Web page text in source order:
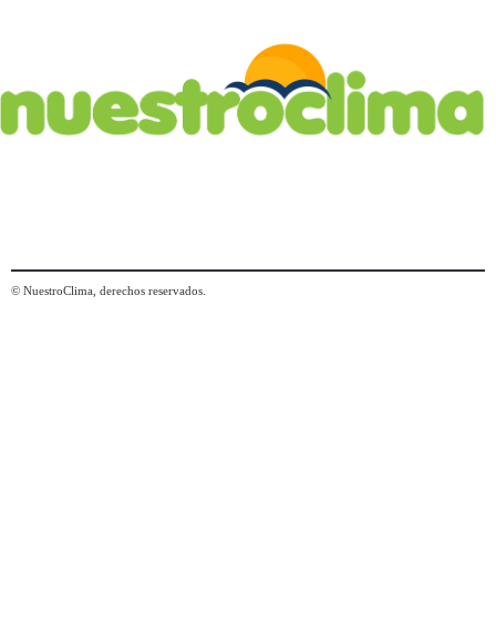
© NuestroClima, derechos reservados.